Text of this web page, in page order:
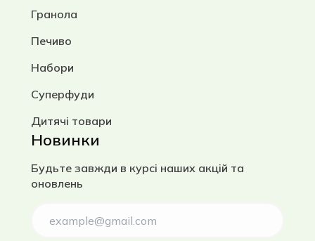
Гранола
Печиво
Набори
Суперфуди
Дитячі товари
Новинки
Будьте завжди в курсі наших акцій та
оновлень